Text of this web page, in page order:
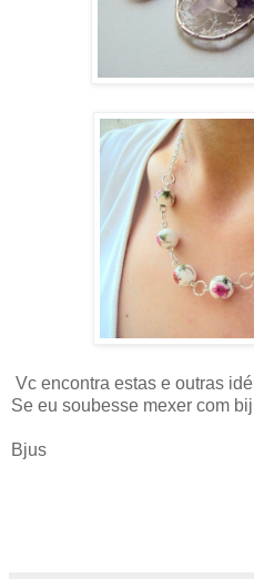
Vc encontra estas e outras
Se eu soubesse mexer com
Bjus